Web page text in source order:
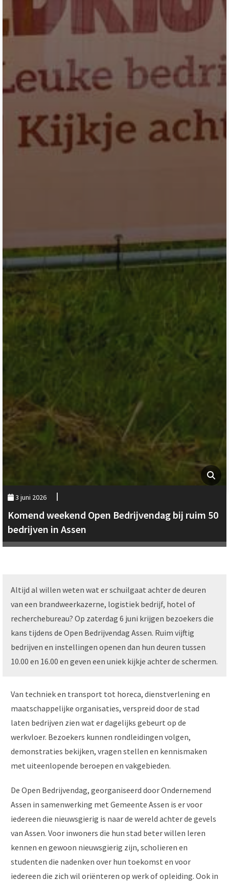
3 juni 2026
Komend weekend Open Bedrijvendag bij ruim 50
bedrijven in Assen
Altijd al willen weten wat er schuilgaat achter de deuren
van een brandweerkazerne, logistiek bedrijf, hotel of
recherchebureau? Op zaterdag 6 juni krijgen bezoekers die
kans tijdens de Open Bedrijvendag Assen. Ruim vijftig
bedrijven en instellingen openen dan hun deuren tussen
10.00 en 16.00 en geven een uniek kijkje achter de schermen.
Van techniek en transport tot horeca, dienstverlening en
maatschappelijke organisaties, verspreid door de stad
laten bedrijven zien wat er dagelijks gebeurt op de
werkvloer. Bezoekers kunnen rondleidingen volgen,
demonstraties bekijken, vragen stellen en kennismaken
met uiteenlopende beroepen en vakgebieden.
De Open Bedrijvendag, georganiseerd door Ondernemend
Assen in samenwerking met Gemeente Assen is er voor
iedereen die nieuwsgierig is naar de wereld achter de gevels
van Assen. Voor inwoners die hun stad beter willen leren
kennen en gewoon nieuwsgierig zijn, scholieren en
studenten die nadenken over hun toekomst en voor
iedereen die zich wil oriënteren op werk of opleiding. Ook in